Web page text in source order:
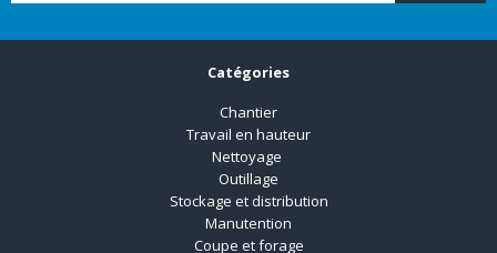
Catégories
Chantier
Travail en hauteur
Nettoyage
Outillage
Stockage et distribution
Manutention
Coupe et forage